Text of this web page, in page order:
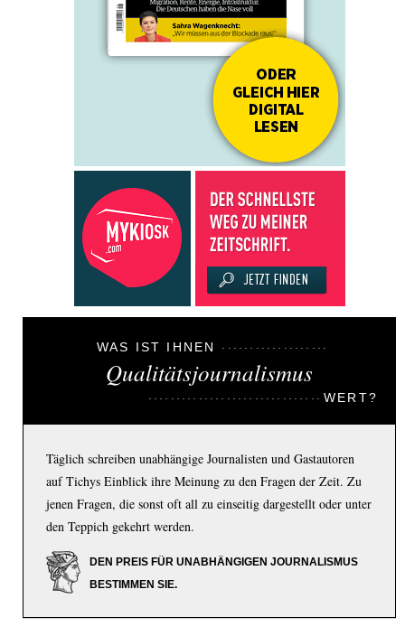
WAS IST IHNEN
Qualitätsjournalismus
WERT?
Täglich schreiben unabhängige Journalisten und Gastautoren
auf Tichys Einblick ihre Meinung zu den Fragen der Zeit. Zu
jenen Fragen, die sonst oft all zu einseitig dargestellt oder unter
den Teppich gekehrt werden.
DEN PREIS FÜR UNABHÄNGIGEN JOURNALISMUS
BESTIMMEN SIE.